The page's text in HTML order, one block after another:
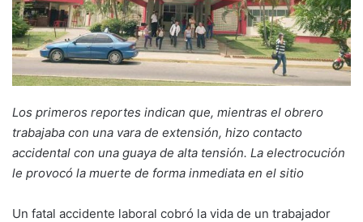
Los primeros reportes indican que, mientras el obrero
trabajaba con una vara de extensión, hizo contacto
accidental con una guaya de alta tensión. La electrocución
le provocó la muerte de forma inmediata en el sitio
Un fatal accidente laboral cobró la vida de un trabajador